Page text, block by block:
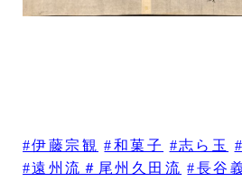
#伊藤宗観 #和菓子 #志ら玉
#遠州流＃尾州久田流 #長谷